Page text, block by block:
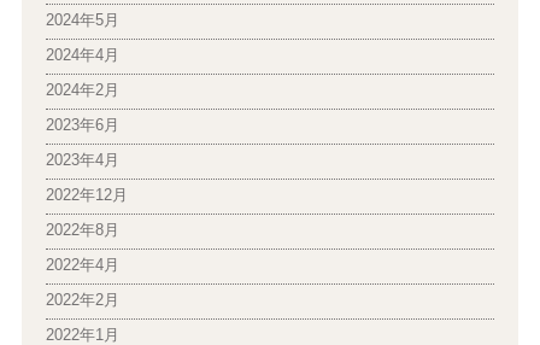
2024年5月
2024年4月
2024年2月
2023年6月
2023年4月
2022年12月
2022年8月
2022年4月
2022年2月
2022年1月